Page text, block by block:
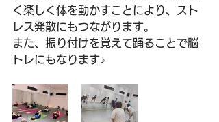
く楽しく体を動かすことにより、スト
レス発散にもつながります。
また、振り付けを覚えて踊ることで脳
トレにもなります♪